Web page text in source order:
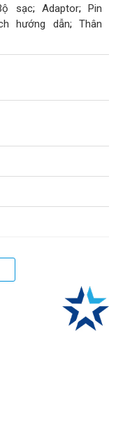
sạc; Adaptor; Pin
hướng dẫn; Thân
vật cản)